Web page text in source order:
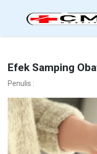
Efek Samping
Penulis :